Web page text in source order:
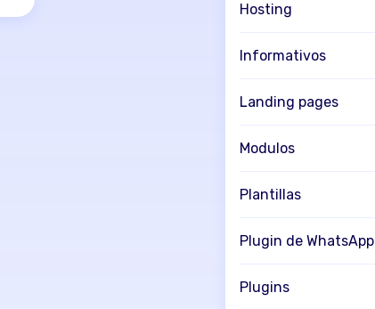
Hosting
Informativos
Landing pages
Modulos
Plantillas
Plugin de WhatsApp
Plugins